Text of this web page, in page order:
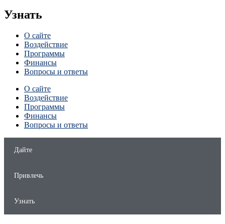
Узнать
О сайте
Воздействие
Программы
Финансы
Вопросы и ответы
О сайте
Воздействие
Программы
Финансы
Вопросы и ответы
Дайте
Привлечь
Узнать